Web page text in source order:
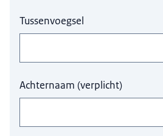
Tussenvoegsel
Achternaam (verplicht)